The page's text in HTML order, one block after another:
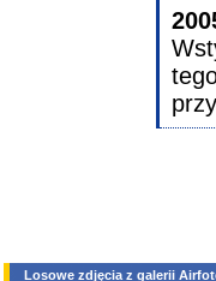
Losowe zdjęcia z galerii